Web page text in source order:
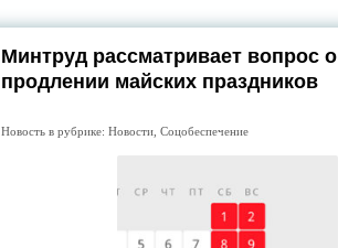
Минтруд рассматривает вопрос о
продлении майских праздников
Новость в рубрике:Новости ,Соцобеспечение